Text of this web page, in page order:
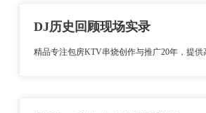
DJ历史回顾现场实录
精品专注包房KTV串烧创作与推广20年，提供